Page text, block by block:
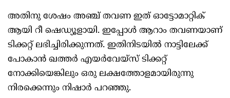
അതിനു ശേഷം അഞ്ച് തവണ ഇത് ഓട്ടോമാറ്റിക്
ആയി റീ ഷെഡ്യൂളായി. ഇപ്പോൾ ആറാം തവണയാണ്
ടിക്കറ്റ് ലഭിച്ചിരിക്കുന്നത്. ഇതിനിടയിൽ നാട്ടിലേക്ക്
പോകാൻ ഖത്തർ എയർവേയ്‌സ് ടിക്കറ്റ്
നോക്കിയെങ്കിലും ഒരു ലക്ഷത്തോളമായിരുന്നു
നിരക്കെന്നും നിഷാർ പറഞ്ഞു.